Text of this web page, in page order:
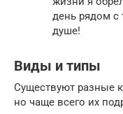
день рядом с
душе!
Виды и типы
Существуют разные
но чаще всего их